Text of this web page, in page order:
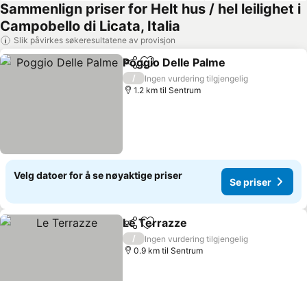
Sammenlign priser for Helt hus / hel leilighet i
Campobello di Licata, Italia
Slik påvirkes søkeresultatene av provisjon
Del Legg til i favoritter
Poggio Delle Palme
/
Ingen vurdering tilgjengelig
1.2 km til Sentrum
Velg datoer for å se nøyaktige priser
Se priser
Del Legg til i favoritter
Le Terrazze
/
Ingen vurdering tilgjengelig
0.9 km til Sentrum